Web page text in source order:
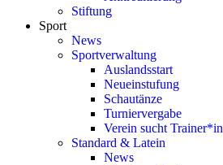
Stiftung
Sport
News
Sportverwaltung
Auslandsstart
Neueinstufung
Schautänze
Turniervergabe
Verein sucht Trainer*in
Standard & Latein
News